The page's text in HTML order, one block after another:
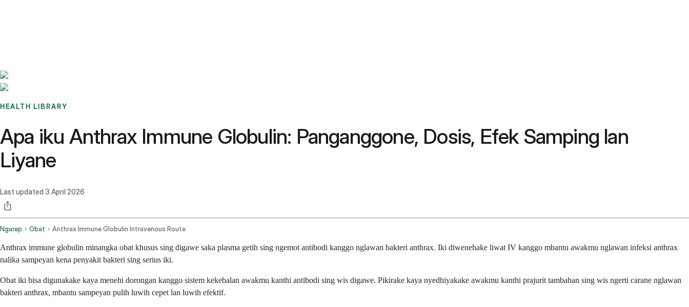
HEALTH LIBRARY
Apa iku Anthrax Immune Globulin: Panganggone, Dosis, Efek Samping lan
Liyane
Last updated 3 April 2026
Ngarep Obat Anthrax Immune Globulin Intravenous Route
Anthrax immune globulin minangka obat khusus sing digawe saka plasma getih sing ngemot antibodi kanggo nglawan bakteri anthrax. Iki diwenehake liwat IV kanggo mbantu awakmu nglawan infeksi anthrax
nalika sampeyan kena penyakit bakteri sing serius iki.
Obat iki bisa digunakake kaya menehi dorongan kanggo sistem kekebalan awakmu kanthi antibodi sing wis digawe. Pikirake kaya nyedhiyakake awakmu kanthi prajurit tambahan sing wis ngerti carane nglawan
bakteri anthrax, mbantu sampeyan pulih luwih cepet lan luwih efektif.